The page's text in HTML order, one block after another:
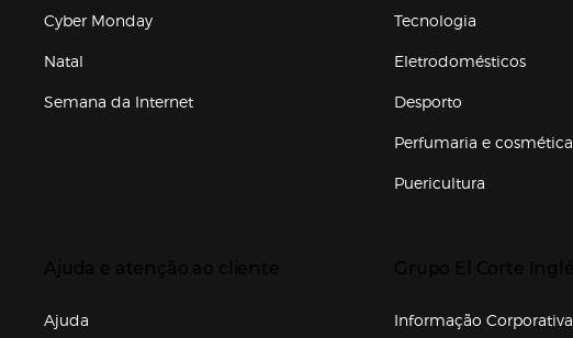
Cyber Monday
Natal
Semana da Internet
Tecnologia
Eletrodomésticos
Desporto
Perfumaria e cosmética
Puericultura
Ajuda
Informação Corporativa